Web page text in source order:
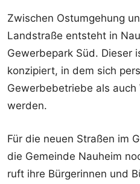
Zwischen Ostumgehung
Landstraße entsteht in
Gewerbepark Süd. Dieser
konzipiert, in dem sich
Gewerbebetriebe als
werden.
Für die neuen Straßen im
die Gemeinde Nauheim
ruft ihre Bürgerinnen und